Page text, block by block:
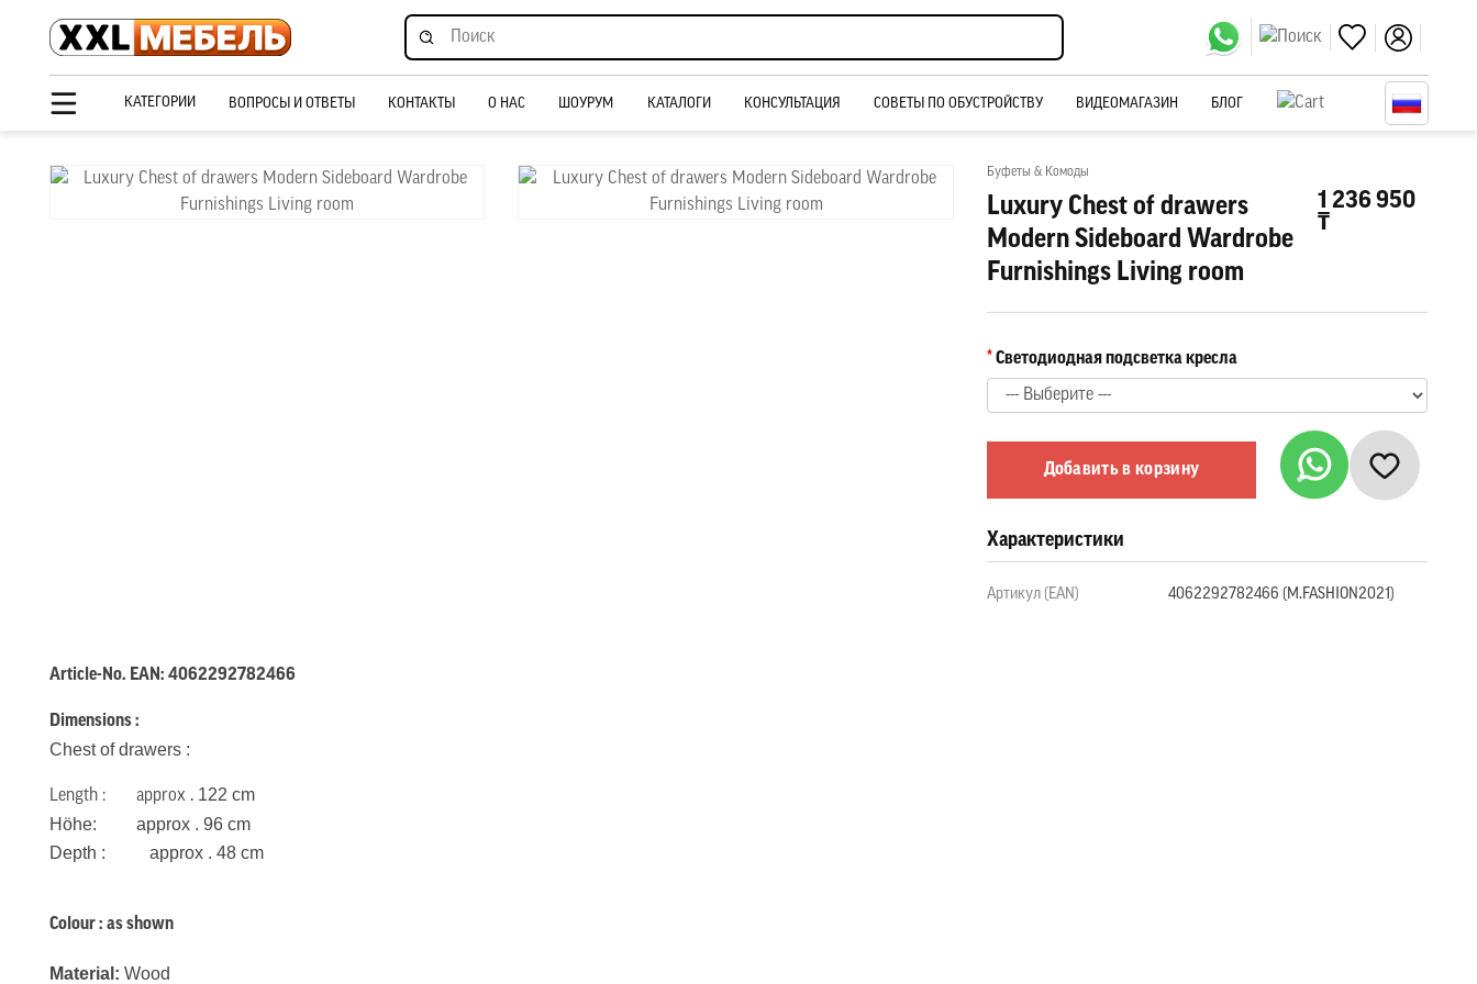
КАТЕГОРИИ ВОПРОСЫ И ОТВЕТЫ КОНТАКТЫ О НАС ШОУРУМ КАТАЛОГИ КОНСУЛЬТАЦИЯ СОВЕТЫ ПО ОБУСТРОЙСТВУ ВИДЕОМАГАЗИН БЛОГ
Буфеты & Комоды
Luxury Chest of drawers
Modern Sideboard Wardrobe
Furnishings Living room
1 236 950
₸
Светодиодная подсветка кресла
Добавить в корзину
Характеристики
Артикул (EAN) 4062292782466 (M.FASHION2021)
Article-No. EAN: 4062292782466
Dimensions :
Chest of drawers :
Length : approx . 122 cm
Höhe: approx . 96 cm
Depth : approx . 48 cm
Colour : as shown
Material: Wood